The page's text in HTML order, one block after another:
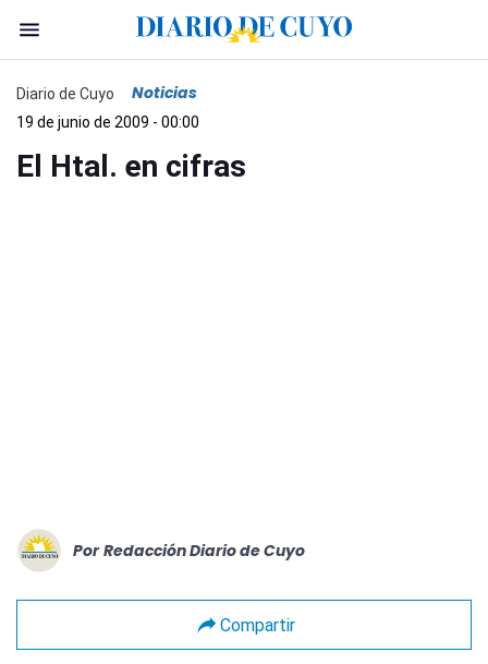
Diario de Cuyo Noticias
19 de junio de 2009 - 00:00
El Htal. en cifras
Por Redacción Diario de Cuyo
Compartir